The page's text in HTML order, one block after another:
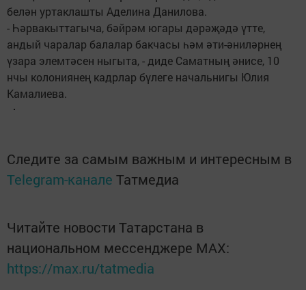
белән уртаклашты Аделина Данилова.
- Һәрвакыттагыча, бәйрәм югары дәрәҗәдә үтте,
андый чаралар балалар бакчасы һәм әти-әниләрнең
үзара элемтәсен ныгыта, - диде Саматның әнисе, 10
нчы колониянең кадрлар бүлеге начальнигы Юлия
Камалиева.
Следите за самым важным и интересным в
Telegram-канале Татмедиа
Читайте новости Татарстана в
национальном мессенджере MАХ:
https://max.ru/tatmedia